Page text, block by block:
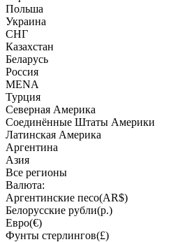
Польша
Украина
СНГ
Казахстан
Беларусь
Россия
MENA
Турция
Северная Америка
Соединённые Штаты Америки
Латинская Америка
Аргентина
Азия
Все регионы
Валюта:
Аргентинские песо(AR$)
Белорусские рубли(р.)
Евро(€)
Фунты стерлингов(£)